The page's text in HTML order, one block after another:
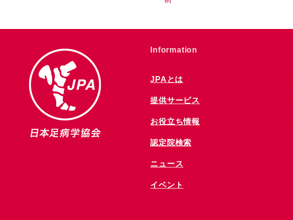
​Information
JPAとは
提供サービス
お役立ち情報
​認定院検索
ニュース
​イベント